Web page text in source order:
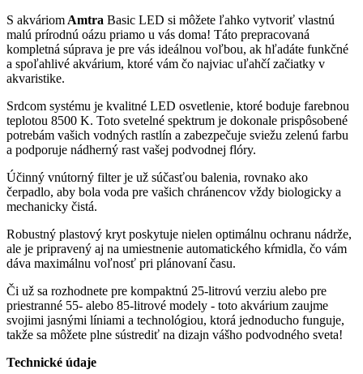
S akváriom Amtra Basic LED si môžete ľahko vytvoriť vlastnú
malú prírodnú oázu priamo u vás doma! Táto prepracovaná
kompletná súprava je pre vás ideálnou voľbou, ak hľadáte funkčné
a spoľahlivé akvárium, ktoré vám čo najviac uľahčí začiatky v
akvaristike.
Srdcom systému je kvalitné LED osvetlenie, ktoré boduje farebnou
teplotou 8500 K. Toto svetelné spektrum je dokonale prispôsobené
potrebám vašich vodných rastlín a zabezpečuje sviežu zelenú farbu
a podporuje nádherný rast vašej podvodnej flóry.
Účinný vnútorný filter je už súčasťou balenia, rovnako ako
čerpadlo, aby bola voda pre vašich chránencov vždy biologicky a
mechanicky čistá.
Robustný plastový kryt poskytuje nielen optimálnu ochranu nádrže,
ale je pripravený aj na umiestnenie automatického kŕmidla, čo vám
dáva maximálnu voľnosť pri plánovaní času.
Či už sa rozhodnete pre kompaktnú 25-litrovú verziu alebo pre
priestranné 55- alebo 85-litrové modely - toto akvárium zaujme
svojimi jasnými líniami a technológiou, ktorá jednoducho funguje,
takže sa môžete plne sústrediť na dizajn vášho podvodného sveta!
Technické údaje